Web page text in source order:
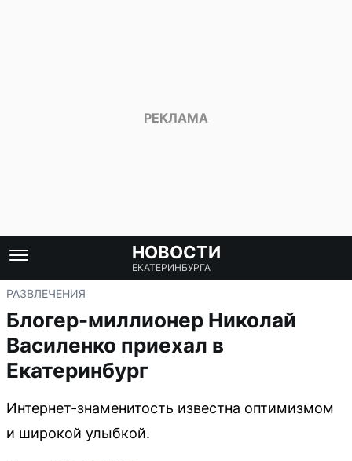
НОВОСТИ
ЕКАТЕРИНБУРГА
РАЗВЛЕЧЕНИЯ
Блогер-миллионер Николай
Василенко приехал в
Екатеринбург
Интернет-знаменитость известна оптимизмом
и широкой улыбкой.